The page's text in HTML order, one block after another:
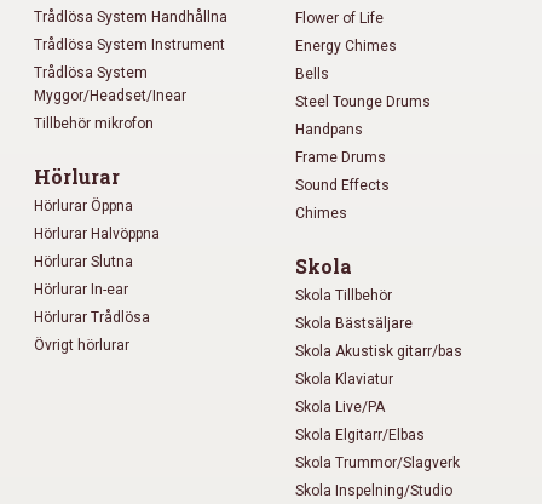
Trådlösa System Handhållna
Trådlösa System Instrument
Trådlösa System
Myggor/Headset/Inear
Tillbehör mikrofon
Hörlurar
Hörlurar Öppna
Hörlurar Halvöppna
Hörlurar Slutna
Hörlurar In-ear
Hörlurar Trådlösa
Övrigt hörlurar
Flower of Life
Energy Chimes
Bells
Steel Tounge Drums
Handpans
Frame Drums
Sound Effects
Chimes
Skola
Skola Tillbehör
Skola Bästsäljare
Skola Akustisk gitarr/bas
Skola Klaviatur
Skola Live/PA
Skola Elgitarr/Elbas
Skola Trummor/Slagverk
Skola Inspelning/Studio